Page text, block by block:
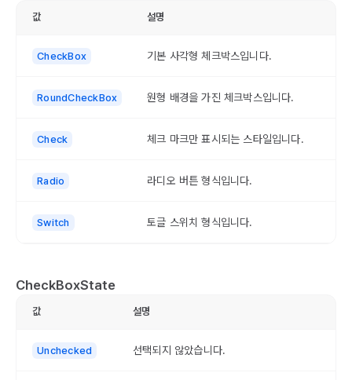
값 설명
CheckBox 기본 사각형 체크박스입니다.
RoundCheckBox 원형 배경을 가진 체크박스입니다.
Check 체크 마크만 표시되는 스타일입니다.
Radio 라디오 버튼 형식입니다.
Switch 토글 스위치 형식입니다.
CheckBoxState
값 설명
Unchecked 선택되지 않았습니다.